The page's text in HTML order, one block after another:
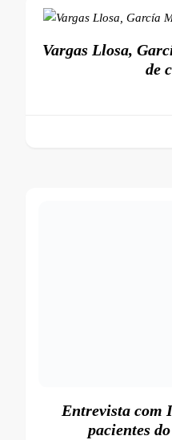
Vargas Llosa,
de
Entrevista com
pacientes